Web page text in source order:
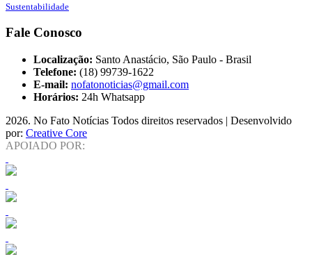
Sustentabilidade
Fale Conosco
Localização: Santo Anastácio, São Paulo - Brasil
Telefone: (18) 99739-1622
E-mail: nofatonoticias@gmail.com
Horários: 24h Whatsapp
2026. No Fato Notícias Todos direitos reservados | Desenvolvido
por: Creative Core
APOIADO POR: